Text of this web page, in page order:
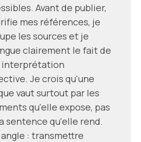
Avant de publier,
mes références, je
les sources et je
clairement le fait de
interprétation
Je crois qu'une
vaut surtout par les
qu'elle expose, pas
sentence qu'elle rend.
: transmettre